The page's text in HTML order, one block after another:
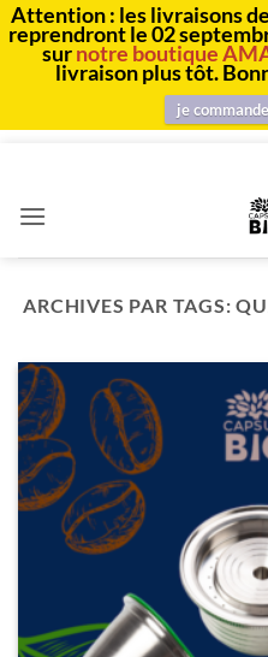
Attention : les livraisons
reprendront le 02
surnotre boutique
livraison plus tôt.
je
contenu
ARCHIVES PAR TAGS: